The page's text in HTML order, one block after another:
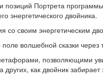
позиций Портрета
энергетического двойника.
со своим энергетическим
волшебной сказки через
позволяющими
других, как двойник